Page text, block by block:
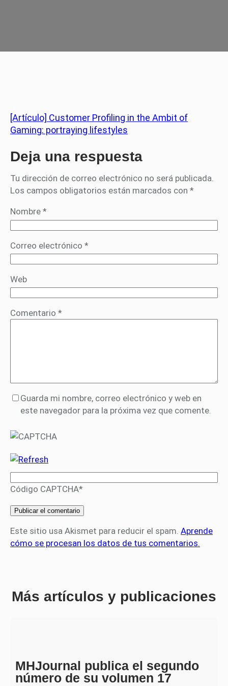
[Artículo] Customer Profiling in the Ambit of
Gaming: portraying lifestyles
Deja una respuesta
Tu dirección de correo electrónico no será publicada.
Los campos obligatorios están marcados con *
Nombre *
Correo electrónico *
Web
Comentario *
Guarda mi nombre, correo electrónico y web en
este navegador para la próxima vez que comente.
Código CAPTCHA*
Este sitio usa Akismet para reducir el spam. Aprende
cómo se procesan los datos de tus comentarios.
Más artículos y publicaciones
MHJournal publica el segundo
número de su volumen 17